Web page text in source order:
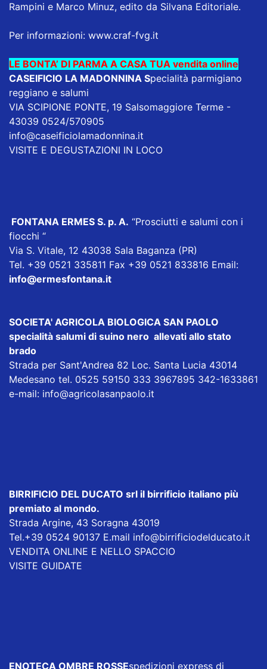
Rampini e Marco Minuz, edito da Silvana Editoriale.
Per informazioni: www.craf-fvg.it
LE BONTA’ DI PARMA A CASA TUA vendita online
CASEIFICIO LA MADONNINA Specialità parmigiano
reggiano e salumi
VIA SCIPIONE PONTE, 19 Salsomaggiore Terme -
43039 0524/570905
info@caseificiolamadonnina.it
VISITE E DEGUSTAZIONI IN LOCO
FONTANA ERMES S. p. A. “Prosciutti e salumi con i
fiocchi “
Via S. Vitale, 12 43038 Sala Baganza (PR)
Tel. +39 0521 335811 Fax +39 0521 833816 Email:
info@ermesfontana.it
SOCIETA' AGRICOLA BIOLOGICA SAN PAOLO
specialità salumi di suino nero allevati allo stato
brado
Strada per Sant'Andrea 82 Loc. Santa Lucia 43014
Medesano tel. 0525 59150 333 3967895 342-1633861
e-mail: info@agricolasanpaolo.it
BIRRIFICIO DEL DUCATO srl il birrificio italiano più
premiato al mondo.
Strada Argine, 43 Soragna 43019
Tel.+39 0524 90137 E.mail info@birrificiodelducato.it
VENDITA ONLINE E NELLO SPACCIO
VISITE GUIDATE
ENOTECA OMBRE ROSSEspedizioni express di